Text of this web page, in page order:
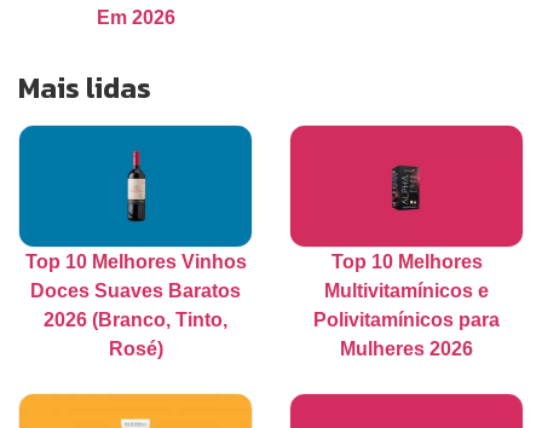
Em 2026
Mais lidas
Top 10 Melhores Vinhos
Doces Suaves Baratos
2026 (Branco, Tinto,
Rosé)
Top 10 Melhores
Multivitamínicos e
Polivitamínicos para
Mulheres 2026